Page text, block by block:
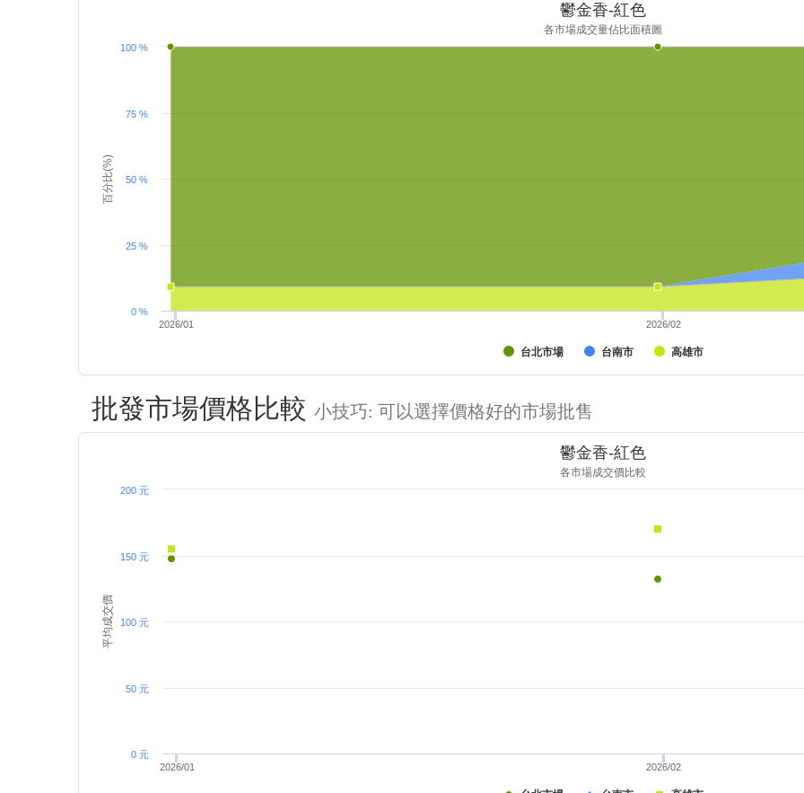
百分比(%)
鬱金香-紅色
各市場成交量佔比面積圖
台北市場 台南市 高雄市
2026/01 2026/02
0 %
25 %
50 %
75 %
100 %
批發市場價格比較 小技巧: 可以選擇價格好的市場批售
平均成交價
鬱金香-紅色
各市場成交價比較
2026/01 2026/02
0 元
50 元
100 元
150 元
200 元